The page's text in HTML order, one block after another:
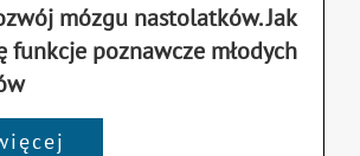
mózgu nastolatków. Jak
funkcje poznawcze młodych